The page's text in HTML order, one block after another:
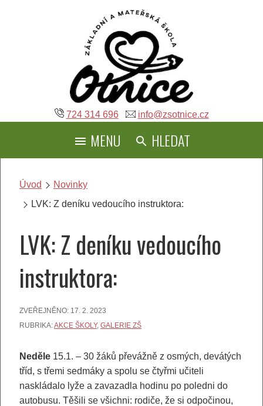
724 314 696 info@zsotnice.cz
MENU HLEDAT
Úvod
Novinky
LVK: Z deníku vedoucího instruktora:
LVK: Z deníku vedoucího
instruktora:
ZVEŘEJNĚNO: 17. 2. 2023
RUBRIKA:AKCE ŠKOLY, GALERIE ZŠ
Neděle 15.1. – 30 žáků převážně z osmých, devátých
tříd, s třemi sedmáky a spolu se čtyřmi učiteli
naskládalo lyže a zavazadla hodinu po poledni do
autobusu. Těšili se všichni: rodiče, že si odpočinou,